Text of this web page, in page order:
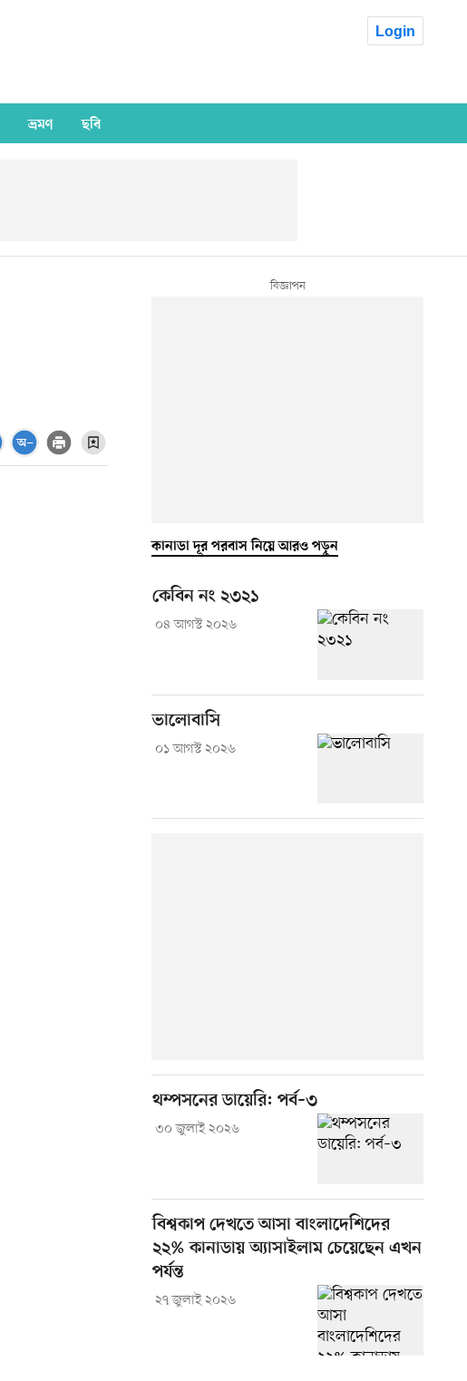
Login
ভ্রমণ ছবি
কানাডা দূর পরবাস নিয়ে আরও পড়ুন
কেবিন নং ২৩২১
০৪ আগস্ট ২০২৬
ভালোবাসি
০১ আগস্ট ২০২৬
থম্পসনের ডায়েরি: পর্ব–৩
৩০ জুলাই ২০২৬
বিশ্বকাপ দেখতে আসা বাংলাদেশিদের
২২% কানাডায় অ্যাসাইলাম চেয়েছেন এখন
পর্যন্ত
২৭ জুলাই ২০২৬